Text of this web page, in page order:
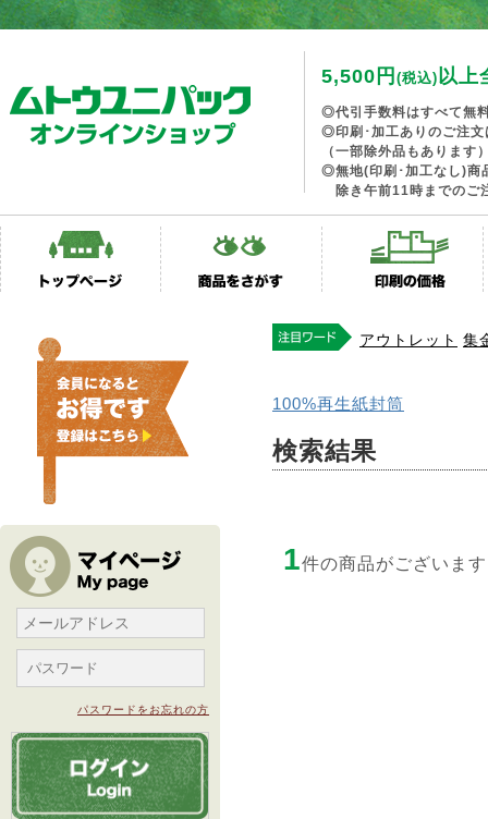
5,500円 (税込)以上
◎代引手数料はすべて無
◎印刷･加工ありのご注文
（一部除外品もあります
◎無地(印刷･加工なし)商
除き午前11時までのご
パスワードをお忘れの方
アウトレット 集
100%再生紙封筒
検索結果
1件の商品がございま